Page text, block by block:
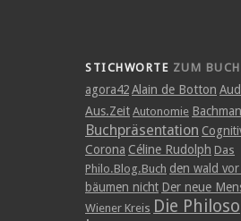
STICHWORTE ZUM BUCH
agora42Alain de Botton
Aus.Zeit Autonomie
Buchpräsentation
Corona Céline Rudolph Das
Philo.Blog.Buch den wald
bäumen nicht Der neue
Wiener Kreis Die